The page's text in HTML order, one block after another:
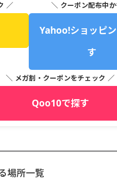
／ ＼ クーポン配布中
Yahoo!ショッピ
す
＼ メガ割・クーポンをチェック ／
Qoo10で探す
場所一覧